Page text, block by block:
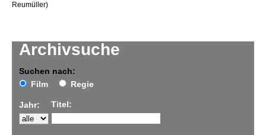
Archivsuche
Suchen nach:
Film
Regie
Jahr: Titel:
Reumüller)